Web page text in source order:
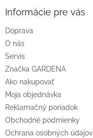
e
Informácie pre vás
Doprava
O nás
Servis
Značka GARDENA
Ako nakupovať
Moja objednávka
Reklamačný poriadok
Obchodné podmienky
Ochrana osobných údajov